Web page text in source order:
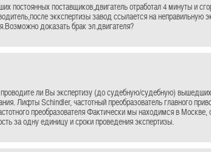
постоянных поставщиков,двигатель отработал 4 минуты и
эккспертизы завод ссылается на неправильную
доказать брак эл.двигателя?
ли Вы экспертизу (до судебную/судебную) вышедших
Лифты Schindler, частотный преобразователь главного
преобразователя Фактически мы находимся в
за одну единицу и сроки проведения экспертизы.